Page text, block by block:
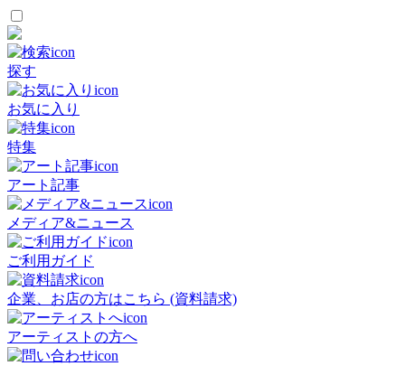
探す
お気に入り
特集
アート記事
メディア&ニュース
ご利用ガイド
企業、お店の方はこちら (資料請求)
アーティストの方へ